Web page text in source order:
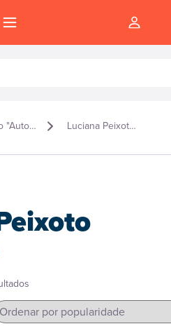
Atributo "Autor" de produto Luciana Peixoto Cordeiro
popularidade